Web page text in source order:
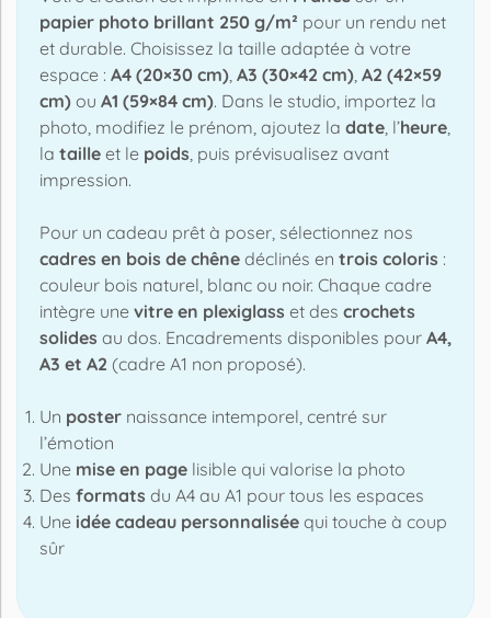
papier photo brillant 250 g/m² pour un rendu net
et durable. Choisissez la taille adaptée à votre
espace : A4 (20×30 cm) A3 (30×42 cm) A2 (42×59
cm) ou A1 (59×84 cm). Dans le studio, importez la
photo, modifiez le prénom, ajoutez la date , l’heure
la taille et le poids , puis prévisualisez avant
impression.
Pour un cadeau prêt à poser, sélectionnez nos
cadres en bois de chêne déclinés en trois coloris :
couleur bois naturel, blanc ou noir. Chaque cadre
intègre une vitre en plexiglass et des crochets
solides au dos. Encadrements disponibles pour A4,
A3 et A2 (cadre A1 non proposé).
Un poster naissance intemporel, centré sur
l’émotion
Une mise en page lisible qui valorise la photo
Des formats du A4 au A1 pour tous les espaces
Une idée cadeau personnalisée qui touche à coup
sûr